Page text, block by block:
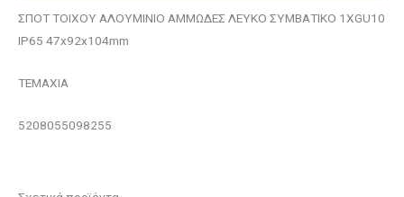
ΣΠΟΤ ΤΟΙΧΟΥ ΑΛΟΥΜΙΝΙΟ ΑΜΜΩΔΕΣ ΛΕΥΚΟ ΣΥΜΒΑΤΙΚΟ 1XGU10
IP65 47x92x104mm
ΤΕΜΑΧΙΑ
5208055098255